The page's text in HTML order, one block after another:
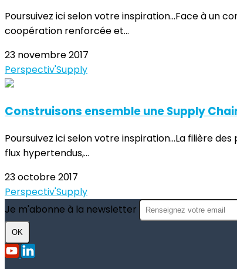
Poursuivez ici selon votre inspiration...Face à un
coopération renforcée et...
23 novembre 2017
Perspectiv'Supply
Construisons ensemble une Supply
Poursuivez ici selon votre inspiration...La filière
flux hypertendus,...
23 octobre 2017
Perspectiv'Supply
Je m'abonne à la newsletter
OK